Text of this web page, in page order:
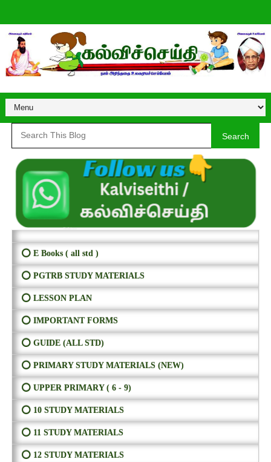
Search
⭕ E Books ( all std )
⭕ PGTRB STUDY MATERIALS
⭕ LESSON PLAN
⭕ IMPORTANT FORMS
⭕ GUIDE (ALL STD)
⭕ PRIMARY STUDY MATERIALS (NEW)
⭕ UPPER PRIMARY ( 6 - 9)
⭕ 10 STUDY MATERIALS
⭕ 11 STUDY MATERIALS
⭕ 12 STUDY MATERIALS